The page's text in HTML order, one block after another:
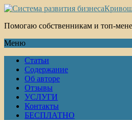
Помогаю собственникам и топ-
Меню
Статьи
Содержание
Об авторе
Отзывы
УСЛУГИ
Контакты
БЕСПЛАТНО